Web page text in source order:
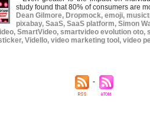
study found that 80% of consumers are
Dean Gilmore, Dropmock, emoji,
pixabay, SaaS, SaaS platform, Simon
, SmartVideo, smartvideo evolution oto,
, Vidello, video marketing tool , video